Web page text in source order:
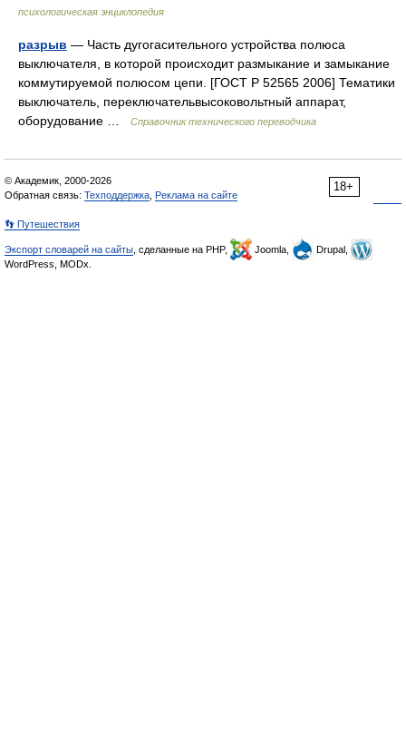
психологическая энциклопедия
разрыв — Часть дугогасительного устройства полюса
выключателя, в которой происходит размыкание и замыкание
коммутируемой полюсом цепи. [ГОСТ Р 52565 2006] Тематики
выключатель, переключательвысоковольтный аппарат,
оборудование …
Справочник технического переводчика
18+
© Академик, 2000-2026
Обратная связь: Техподдержка Реклама на сайте
👣 Путешествия
Экспорт словарей на сайты , сделанные на PHP, Joomla,
Drupal,
WordPress, MODx.